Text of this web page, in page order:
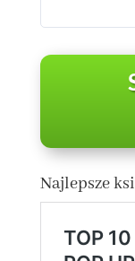
Najlepsze